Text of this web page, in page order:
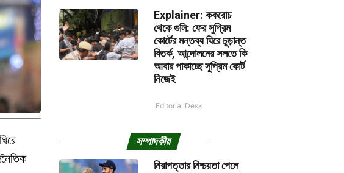
Explainer: ককরোচ
থেকে গুলি: ফের সুপ্রিম
কোর্টের মন্তব্য ঘিরে চূড়ান্ত
বিতর্ক, আন্দোলনের সলতে কি
আবার পাকাচ্ছে সুপ্রিম কোর্ট
নিজেই
Editorial Desk
সম্পাদকীয়
নিরাপত্তার নিশ্চয়তা পেলে